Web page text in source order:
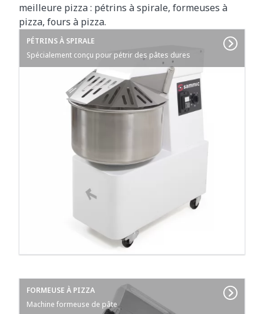
meilleure pizza : pétrins à spirale, formeuses à
pizza, fours à pizza.
PÉTRINS À SPIRALE
Spécialement conçu pour pétrir des pâtes dures
FORMEUSE À PIZZA
Machine formeuse de pâte